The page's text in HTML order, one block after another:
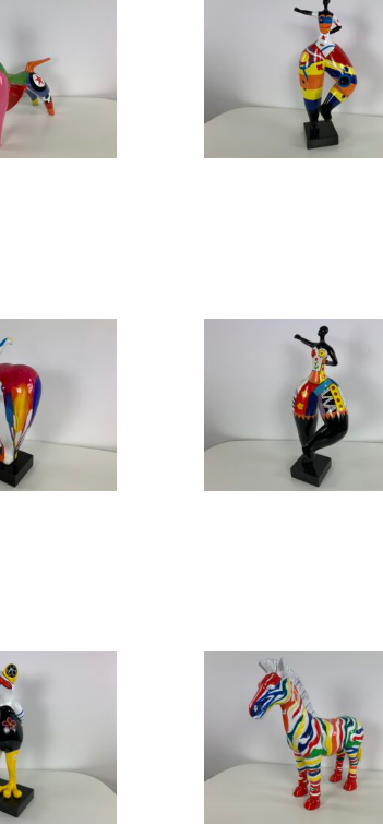
beeld Design beeld
beeld Design beeld
beeld Design beeld